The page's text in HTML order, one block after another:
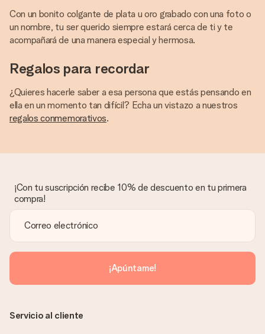
Con un bonito colgante de plata u oro grabado con una foto o
un nombre, tu ser querido siempre estará cerca de ti y te
acompañará de una manera especial y hermosa.
Regalos para recordar
¿Quieres hacerle saber a esa persona que estás pensando en
ella en un momento tan difícil? Echa un vistazo a nuestros
regalos conmemorativos.
¡Con tu suscripción recibe 10% de descuento en tu primera
compra!
¡Apúntame!
Servicio al cliente